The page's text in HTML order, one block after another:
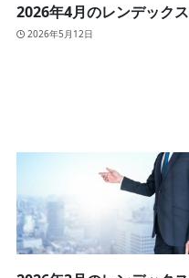
2026年4月のレンデックス
2026年5月12日